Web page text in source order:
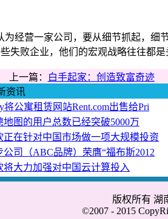
为经营一家公司，要从细节抓起，细
失败企业，他们的宏观战略往往都
上一篇：
白手起家：创造致富奇迹
讯
将公寓租赁网站Rent.com出售给Pri
地图的用户总数已经突破5000万
正在针对中国市场做一项大规模投资
公司（ABC品牌）荣膺“福布斯2012
将大力加强对中国云计算投入
版权所有
©2007 - 2015